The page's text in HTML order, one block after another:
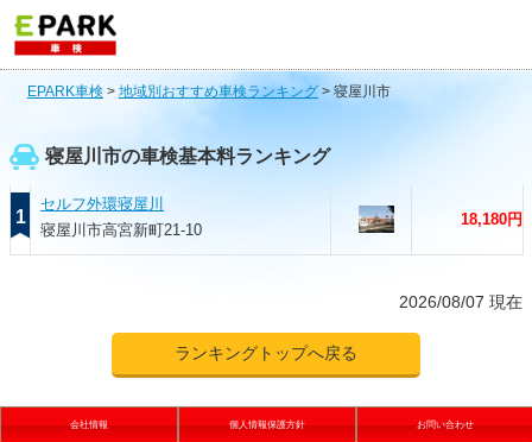
EPARK車検 > 地域別おすすめ車検ランキング> 寝屋川市
寝屋川市の車検基本料ランキング
1
セルフ外環寝屋川
寝屋川市高宮新町21-10
18,180円
2026/08/07 現在
ランキングトップへ戻る
会社情報 個人情報保護方針 お問い合わせ